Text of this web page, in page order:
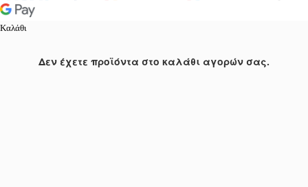
Καλάθι
Δεν έχετε προϊόντα στο καλάθι αγορών σας.